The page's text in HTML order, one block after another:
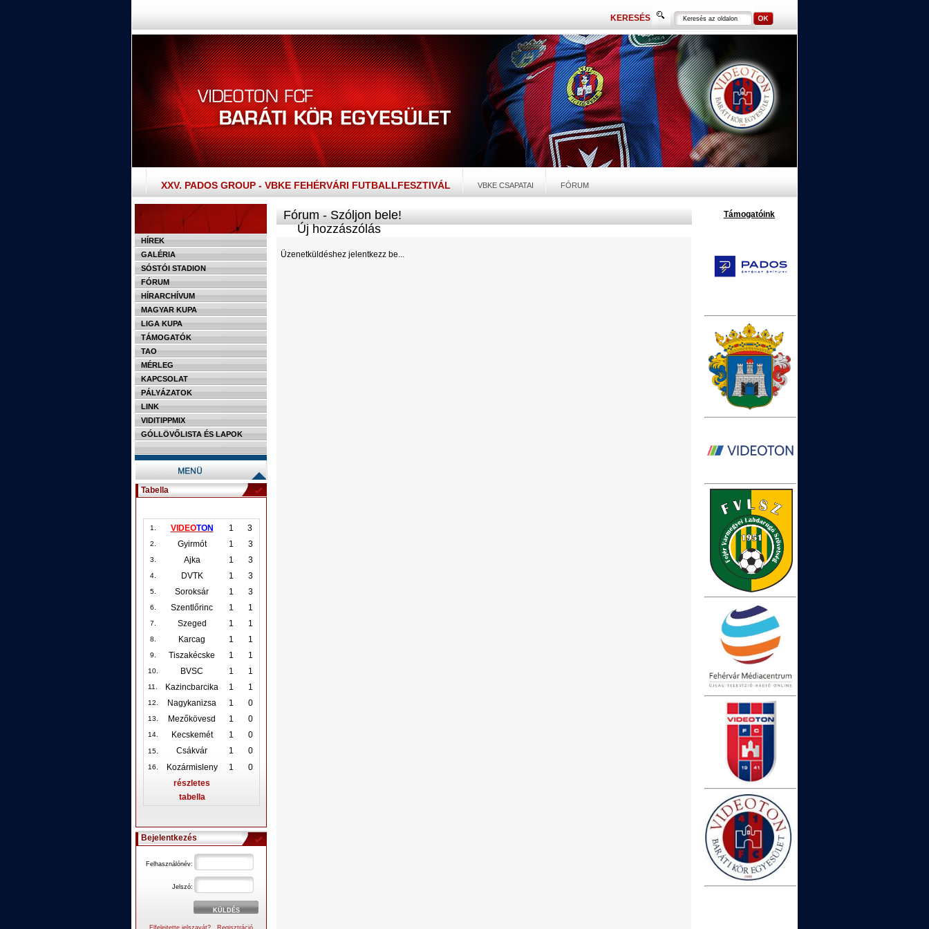
KERESÉS
XXV. PADOS GROUP - VBKE FEHÉRVÁRI FUTBALLFESZTIVÁL VBKE CSAPATAI FÓRUM
HÍREK
GALÉRIA
SÓSTÓI STADION
FÓRUM
HÍRARCHÍVUM
MAGYAR KUPA
LIGA KUPA
TÁMOGATÓK
TAO
MÉRLEG
KAPCSOLAT
PÁLYÁZATOK
LINK
VIDITIPPMIX
GÓLLÖVŐLISTA ÉS LAPOK
Tabella
1. VIDEOTON 1 3
2. Gyirmót 1 3
3. Ajka 1 3
4. DVTK 1 3
5. Soroksár 1 3
6. Szentlőrinc 1 1
7. Szeged 1 1
8. Karcag 1 1
9. Tiszakécske 1 1
10. BVSC 1 1
11. Kazincbarcika 1 1
12. Nagykanizsa 1 0
13. Mezőkövesd 1 0
14. Kecskemét 1 0
15. Csákvár 1 0
16. Kozármisleny 1
0
részletes
tabella
Bejelentkezés
Felhasználónév:
Jelszó:
Elfelejtette jelszavát? Regisztráció
Fórum - Szóljon bele!
Új hozzászólás
Üzenetküldéshez jelentkezz be...
Támogatóink